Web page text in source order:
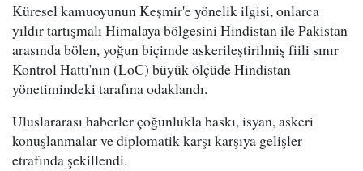
Küresel kamuoyunun Keşmir'e yönelik ilgisi, onlarca
yıldır tartışmalı Himalaya bölgesini Hindistan ile Pakistan
arasında bölen, yoğun biçimde askerileştirilmiş fiili sınır
Kontrol Hattı'nın (LoC) büyük ölçüde Hindistan
yönetimindeki tarafına odaklandı.
Uluslararası haberler çoğunlukla baskı, isyan, askeri
konuşlanmalar ve diplomatik karşı karşıya gelişler
etrafında şekillendi.